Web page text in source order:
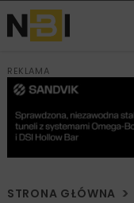
REKLAMA
STRONA GŁÓWNA